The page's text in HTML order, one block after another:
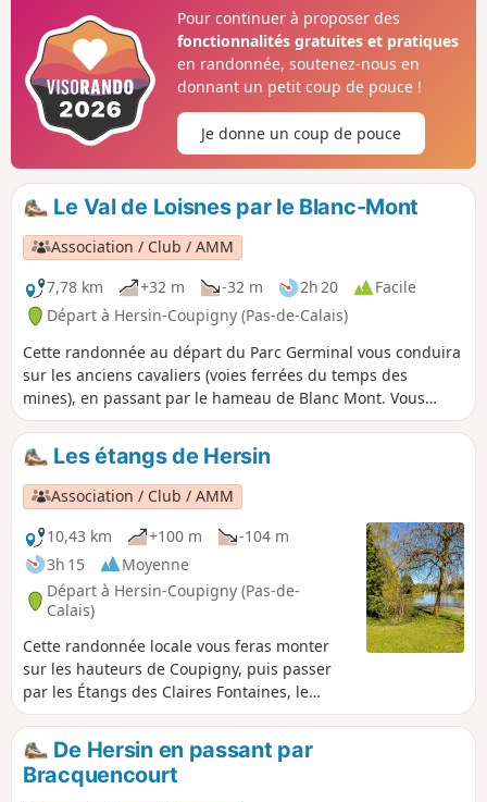
Pour continuer à proposer des
fonctionnalités gratuites et pratiques
en randonnée, soutenez-nous en
donnant un petit coup de pouce !
Je donne un coup de pouce
Le Val de Loisnes par le Blanc-Mont
Association / Club / AMM
7,78 km
+32 m -32 m 2h 20
Facile
Départ à Hersin-Coupigny (Pas-de-Calais)
Cette randonnée au départ du Parc Germinal vous conduira
sur les anciens cavaliers (voies ferrées du temps des
mines), en passant par le hameau de Blanc Mont. Vous
longerez la Loisnes avant de revenir sur Hersin pour
traverser le jardin public et le terril.
Les étangs de Hersin
Association / Club / AMM
10,43 km
+100 m
-104 m
3h 15
Moyenne
Départ à Hersin-Coupigny (Pas-de-
Calais)
Cette randonnée locale vous feras monter
sur les hauteurs de Coupigny, puis passer
par les Étangs des Claires Fontaines, le
Corons Beclet sans oublier le terril. La
randonnée se fait sur de bons chemins et
avec une belle biodiversité.
De Hersin en passant par
Bracquencourt